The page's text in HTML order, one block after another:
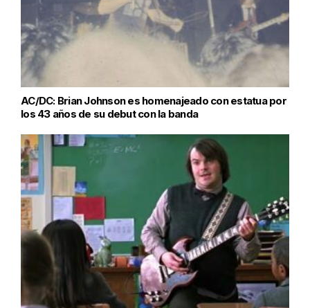
AC/DC: Brian Johnson es homenajeado con estatua por
los 43 años de su debut con la banda